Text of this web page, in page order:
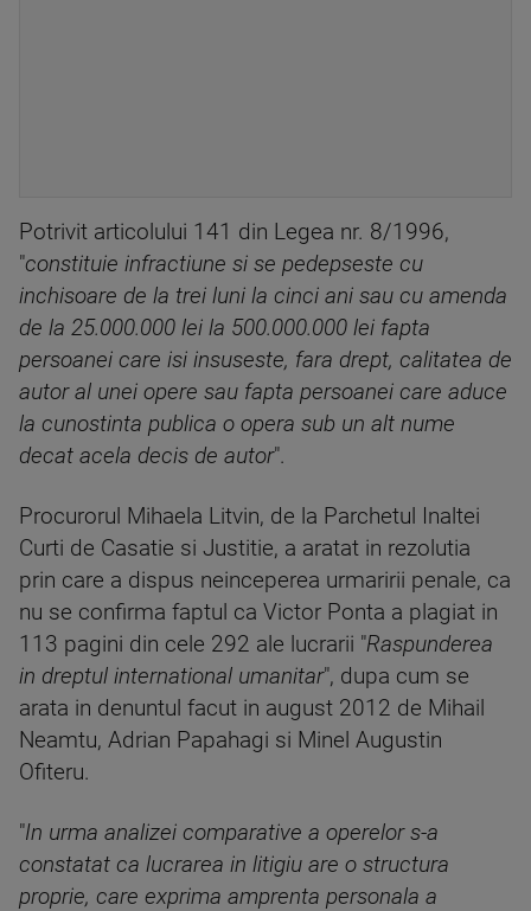
Potrivit articolului 141 din Legea nr. 8/1996,
"constituie infractiune si se pedepseste cu
inchisoare de la trei luni la cinci ani sau cu amenda
de la 25.000.000 lei la 500.000.000 lei fapta
persoanei care isi insuseste, fara drept, calitatea de
autor al unei opere sau fapta persoanei care aduce
la cunostinta publica o opera sub un alt nume
decat acela decis de autor".
Procurorul Mihaela Litvin, de la Parchetul Inaltei
Curti de Casatie si Justitie, a aratat in rezolutia
prin care a dispus neinceperea urmaririi penale, ca
nu se confirma faptul ca Victor Ponta a plagiat in
113 pagini din cele 292 ale lucrarii "Raspunderea
in dreptul international umanitar", dupa cum se
arata in denuntul facut in august 2012 de Mihail
Neamtu, Adrian Papahagi si Minel Augustin
Ofiteru.
"In urma analizei comparative a operelor s-a
constatat ca lucrarea in litigiu are o structura
proprie, care exprima amprenta personala a